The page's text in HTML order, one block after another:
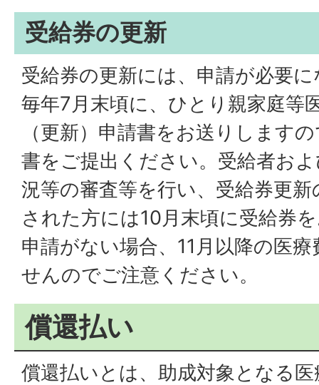
受給券の更新
受給券の更新には、申請が必要
毎年7月末頃に、ひとり親家庭等
（更新）申請書をお送りします
書をご提出ください。受給者お
況等の審査等を行い、受給券更
された方には10月末頃に受給券
申請がない場合、11月以降の医
せんのでご注意ください。
償還払い
償還払いとは、助成対象となる